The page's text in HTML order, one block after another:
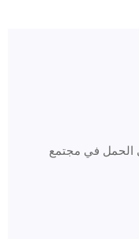
الحمل في مجتمع